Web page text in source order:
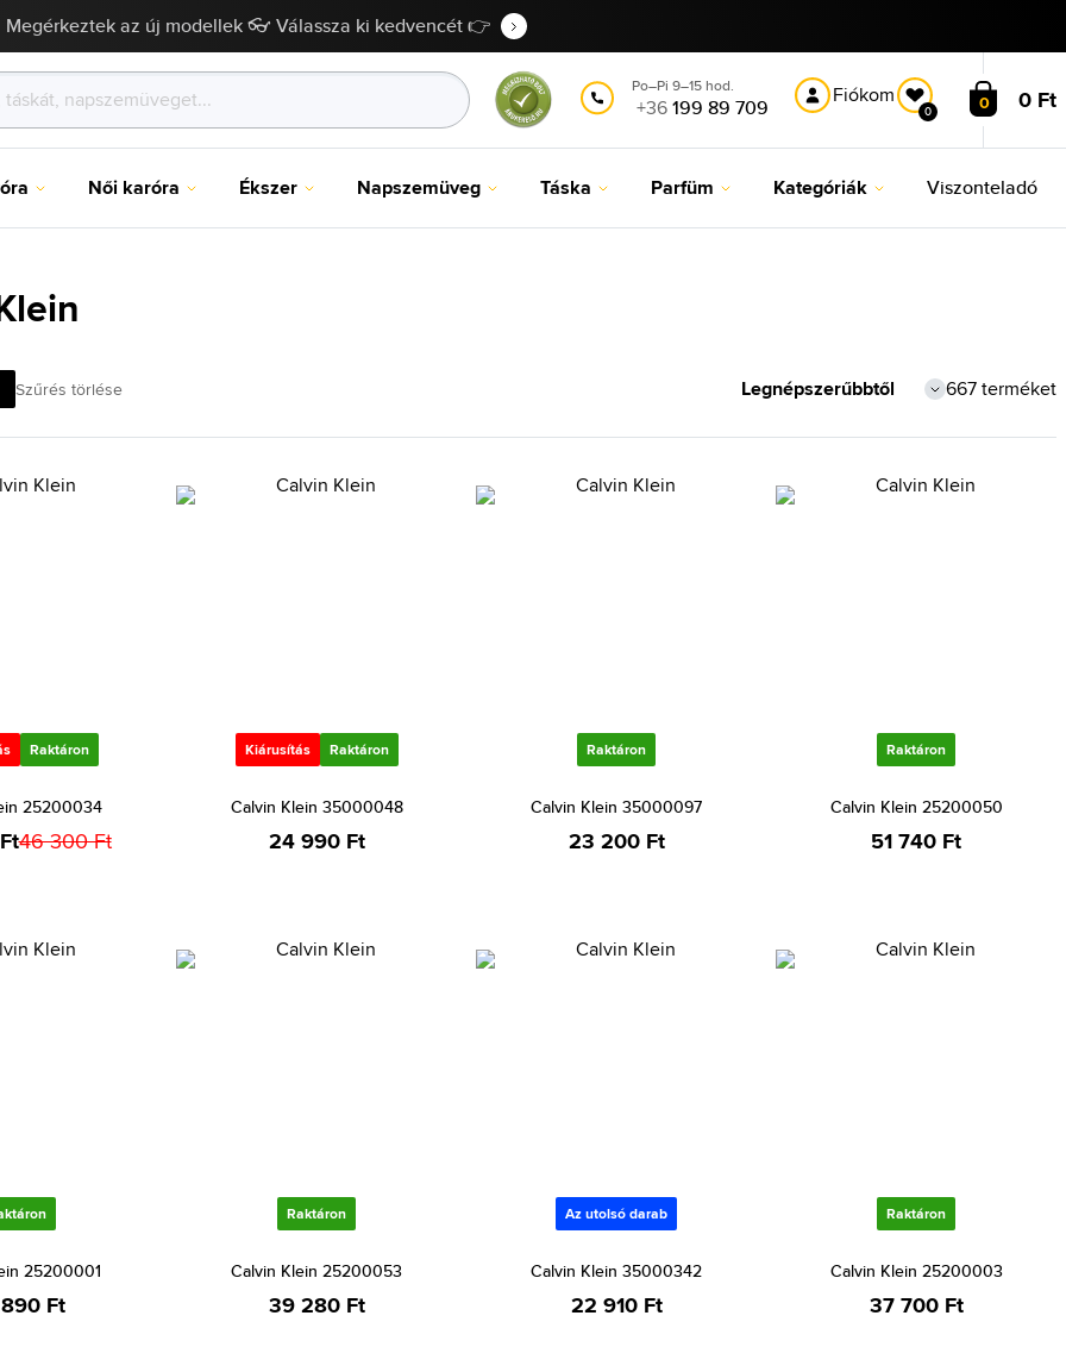
Megérkeztek az új modellek 👓 Válassza ki kedvencét 👉
Po–Pi 9–15 hod.
+36199 89 709 Fiókom
0 0 0 Ft
Női karóra Ékszer Napszemüveg Táska Parfüm Kategóriák Viszonteladó
Szűrés törlése 667 terméket
Raktáron
25200034
46 300 Ft
Kiárusítás Raktáron
Calvin Klein 35000048
24 990 Ft
Raktáron
Calvin Klein 35000097
23 200 Ft
Raktáron
Calvin Klein 25200050
51 740 Ft
25200001
Ft
Raktáron
Calvin Klein 25200053
39 280 Ft
Az utolsó darab
Calvin Klein 35000342
22 910 Ft
Raktáron
Calvin Klein 25200003
37 700 Ft